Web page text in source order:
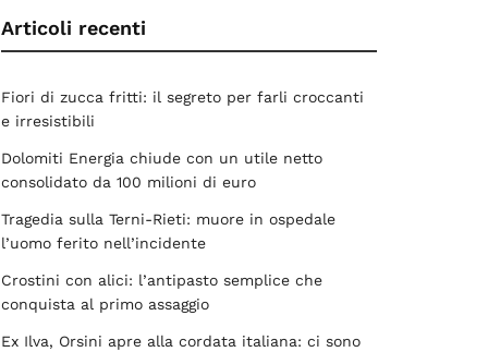
Articoli recenti
Fiori di zucca fritti: il segreto per farli croccanti
e irresistibili
Dolomiti Energia chiude con un utile netto
consolidato da 100 milioni di euro
Tragedia sulla Terni-Rieti: muore in ospedale
l’uomo ferito nell’incidente
Crostini con alici: l’antipasto semplice che
conquista al primo assaggio
Ex Ilva, Orsini apre alla cordata italiana: ci sono